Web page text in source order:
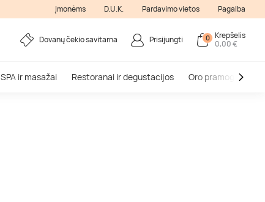
Įmonėms D.U.K. Pardavimo vietos Pagalba
Dovanų čekio savitarna Prisijungti 0 Krepšelis
0,00 €
SPA ir masažai Restoranai ir degustacijos Oro pramogos